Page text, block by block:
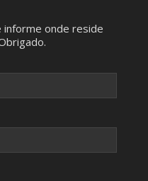
informe onde reside